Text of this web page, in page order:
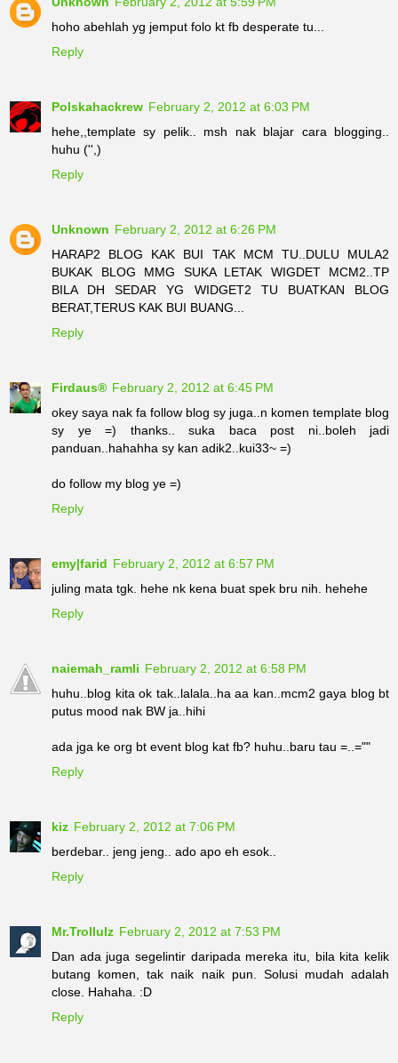
hoho abehlah yg jemput folo kt fb desperate tu...
Reply
Polskahackrew February 2, 2012 at 6:03 PM
hehe,,template sy pelik.. msh nak blajar cara blogging..
huhu ('',)
Reply
Unknown February 2, 2012 at 6:26 PM
HARAP2 BLOG KAK BUI TAK MCM TU..DULU MULA2
BUKAK BLOG MMG SUKA LETAK WIGDET MCM2..TP
BILA DH SEDAR YG WIDGET2 TU BUATKAN BLOG
BERAT,TERUS KAK BUI BUANG...
Reply
Firdaus® February 2, 2012 at 6:45 PM
okey saya nak fa follow blog sy juga..n komen template blog
sy ye =) thanks.. suka baca post ni..boleh jadi
panduan..hahahha sy kan adik2..kui33~ =)
do follow my blog ye =)
Reply
emy|farid February 2, 2012 at 6:57 PM
juling mata tgk. hehe nk kena buat spek bru nih. hehehe
Reply
naiemah_ramli February 2, 2012 at 6:58 PM
huhu..blog kita ok tak..lalala..ha aa kan..mcm2 gaya blog bt
putus mood nak BW ja..hihi
ada jga ke org bt event blog kat fb? huhu..baru tau =..=""
Reply
kiz February 2, 2012 at 7:06 PM
berdebar.. jeng jeng.. ado apo eh esok..
Reply
Mr.Trollulz February 2, 2012 at 7:53 PM
Dan ada juga segelintir daripada mereka itu, bila kita kelik
butang komen, tak naik naik pun. Solusi mudah adalah
close. Hahaha. :D
Reply